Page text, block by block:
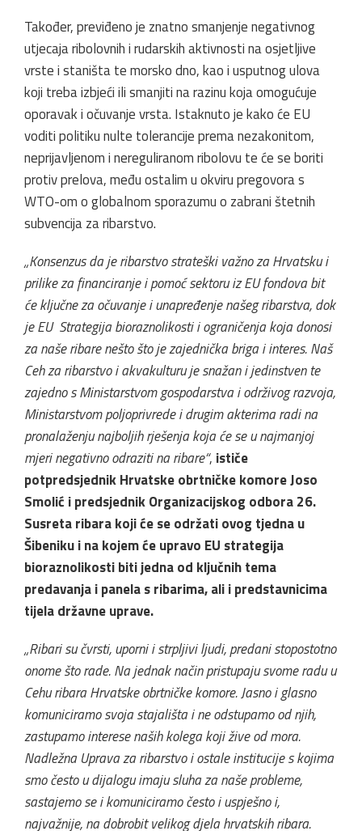
Također, previđeno je znatno smanjenje negativnog
utjecaja ribolovnih i rudarskih aktivnosti na osjetljive
vrste i staništa te morsko dno, kao i usputnog ulova
koji treba izbjeći ili smanjiti na razinu koja omogućuje
oporavak i očuvanje vrsta. Istaknuto je kako će EU
voditi politiku nulte tolerancije prema nezakonitom,
neprijavljenom i nereguliranom ribolovu te će se boriti
protiv prelova, među ostalim u okviru pregovora s
WTO-om o globalnom sporazumu o zabrani štetnih
subvencija za ribarstvo.
„Konsenzus da je ribarstvo strateški važno za Hrvatsku i
prilike za financiranje i pomoć sektoru iz EU fondova bit
će ključne za očuvanje i unapređenje našeg ribarstva, dok
je EU Strategija bioraznolikosti i ograničenja koja donosi
za naše ribare nešto što je zajednička briga i interes. Naš
Ceh za ribarstvo i akvakulturu je snažan i jedinstven te
zajedno s Ministarstvom gospodarstva i održivog razvoja,
Ministarstvom poljoprivrede i drugim akterima radi na
pronalaženju najboljih rješenja koja će se u najmanjoj
mjeri negativno odraziti na ribare“, ističe
potpredsjednik Hrvatske obrtničke komore Joso
Smolić i predsjednik Organizacijskog odbora 26.
Susreta ribara koji će se održati ovog tjedna u
Šibeniku i na kojem će upravo EU strategija
bioraznolikosti biti jedna od ključnih tema
predavanja i panela s ribarima, ali i predstavnicima
tijela državne uprave.
„Ribari su čvrsti, uporni i strpljivi ljudi, predani stopostotno
onome što rade. Na jednak način pristupaju svome radu u
Cehu ribara Hrvatske obrtničke komore. Jasno i glasno
komuniciramo svoja stajališta i ne odstupamo od njih,
zastupamo interese naših kolega koji žive od mora.
Nadležna Uprava za ribarstvo i ostale institucije s kojima
smo često u dijalogu imaju sluha za naše probleme,
sastajemo se i komuniciramo često i uspješno i,
najvažnije, na dobrobit velikog djela hrvatskih ribara.